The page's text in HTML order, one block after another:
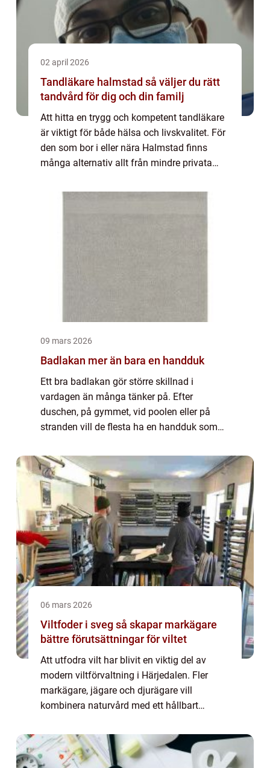
02 april 2026
Tandläkare halmstad så väljer du rätt
tandvård för dig och din familj
Att hitta en trygg och kompetent tandläkare
är viktigt för både hälsa och livskvalitet. För
den som bor i eller nära Halmstad finns
många alternativ allt från mindre privata
behandlare. Målet är ofta detsam...
09 mars 2026
Badlakan mer än bara en handduk
Ett bra badlakan gör större skillnad i
vardagen än många tänker på. Efter
duschen, på gymmet, vid poolen eller på
stranden vill de flesta ha en handduk som
håller formen tvätt efter tvätt. För företag blir
vale...
06 mars 2026
Viltfoder i sveg så skapar markägare
bättre förutsättningar för viltet
Att utfodra vilt har blivit en viktig del av
modern viltförvaltning i Härjedalen. Fler
markägare, jägare och djurägare vill
kombinera naturvård med ett hållbart
skogsskador, göra viltet starkare inför
vintern och ...